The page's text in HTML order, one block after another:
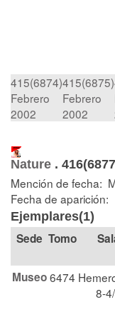
415(6874)
Febrero
2002
415(6875)
Febrero
2002
Nature .
Mención de fecha:
Fecha de aparición:
Ejemplares(1)
Tomo
Museo6474
8-